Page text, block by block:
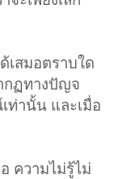
เสมอตราบใด
กฏทางปัญจ
ท่านั้น และเมื่อ
ความไม่รู้ไม่